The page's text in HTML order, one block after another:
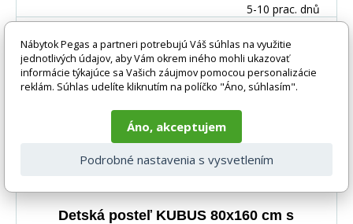
5-10 prac. dnů
Detská posteľ KUBUS 80x160 cm s
Nábytok Pegas a partneri potrebujú Váš súhlas na využitie
jednotlivých údajov, aby Vám okrem iného mohli ukazovať
informácie týkajúce sa Vašich záujmov pomocou personalizácie
reklám. Súhlas udelíte kliknutím na políčko "Áno, súhlasím".
Áno, akceptujem
Podrobné nastavenia s vysvetlením